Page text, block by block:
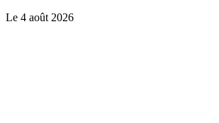
Le 4 août 2026